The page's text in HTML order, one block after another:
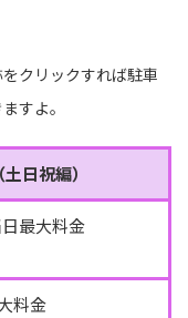
クリックすれば駐車
すよ。
日祝編）
日最大料金
料金